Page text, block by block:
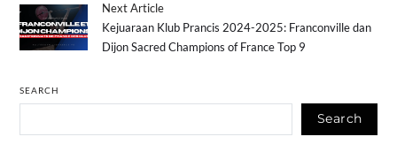
Next Article
Kejuaraan Klub Prancis 2024-2025: Franconville dan
Dijon Sacred Champions of France Top 9
SEARCH
Search